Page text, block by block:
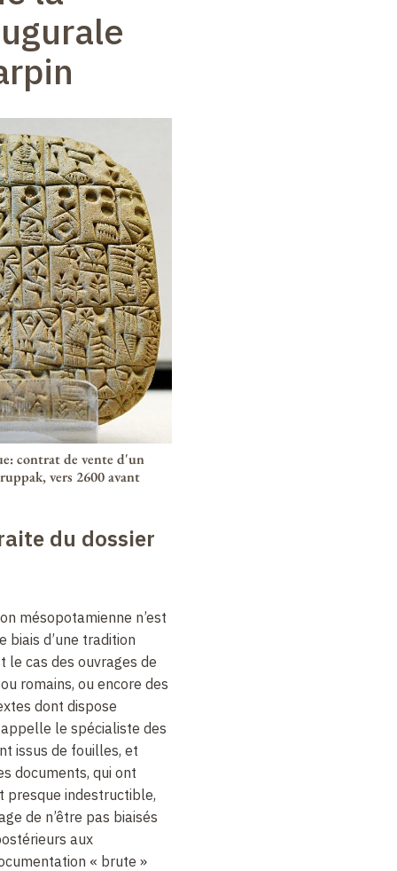
contrat de vente d'un
vers 2600 avant
du dossier
mésopotamienne n’est
biais d’une tradition
le cas des ouvrages de
romains, ou encore des
dont dispose
le spécialiste des
issus de fouilles, et
documents, qui ont
presque indestructible,
de n’être pas biaisés
aux
« brute »